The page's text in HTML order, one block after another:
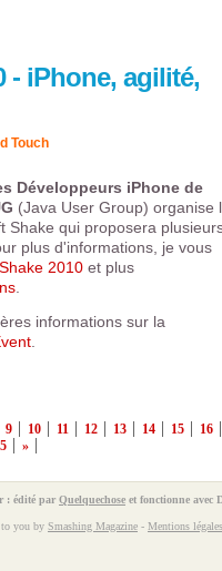
- iPhone, agilité,
Touch
Développeurs iPhone de
(Java User Group) organise
Shake qui proposera
plus d'informations, je vous
2010 et plus
.
informations sur la
.
9 10 11 12 13 14 15
16
»
: édité par Quelquechose et fonctionne avec
you by Smashing Magazine - Mentions légales